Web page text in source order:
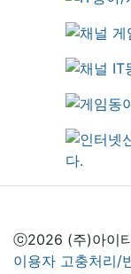
ⓒ2026 (주)아이
이용자 고충처리/